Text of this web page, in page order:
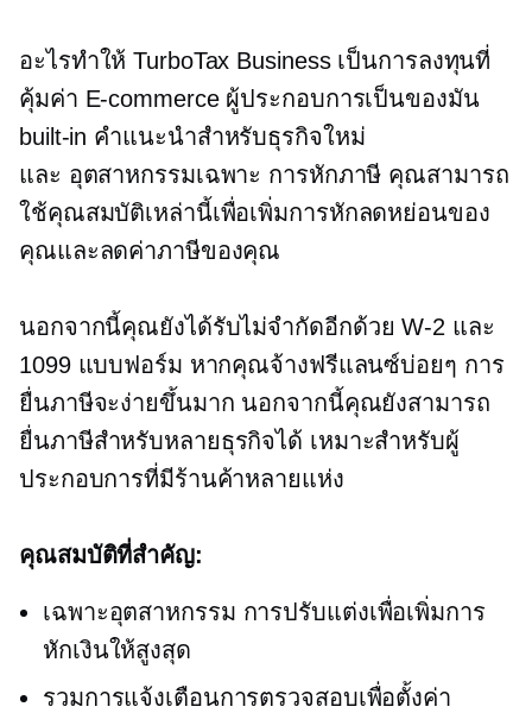
อะไรทำให้ TurboTax Business เป็นการลงทุนที่
คุ้มค่า E-commerceผู้ประกอบการเป็นของมัน
built-in คำแนะนำสำหรับธุรกิจใหม่
และ อุตสาหกรรมเฉพาะ การหักภาษี คุณสามารถ
ใช้คุณสมบัติเหล่านี้เพื่อเพิ่มการหักลดหย่อนของ
คุณและลดค่าภาษีของคุณ
นอกจากนี้คุณยังได้รับไม่จำกัดอีกด้วยW-2 และ
1099 แบบฟอร์ม หากคุณจ้างฟรีแลนซ์บ่อยๆ การ
ยื่นภาษีจะง่ายขึ้นมาก นอกจากนี้คุณยังสามารถ
ยื่นภาษีสำหรับหลายธุรกิจได้ เหมาะสำหรับผู้
ประกอบการที่มีร้านค้าหลายแห่ง
คุณสมบัติที่สำคัญ:
เฉพาะอุตสาหกรรม การปรับแต่งเพื่อเพิ่มการ
หักเงินให้สูงสุด
รวมการแจ้งเตือนการตรวจสอบเพื่อตั้งค่า